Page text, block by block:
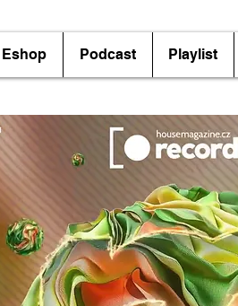
Eshop Podcast Playlist